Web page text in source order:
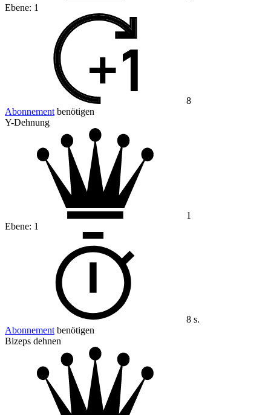
Ebene: 1
8
Abonnement benötigen
Y-Dehnung
1
Ebene: 1
8 s.
Abonnement benötigen
Bizeps dehnen